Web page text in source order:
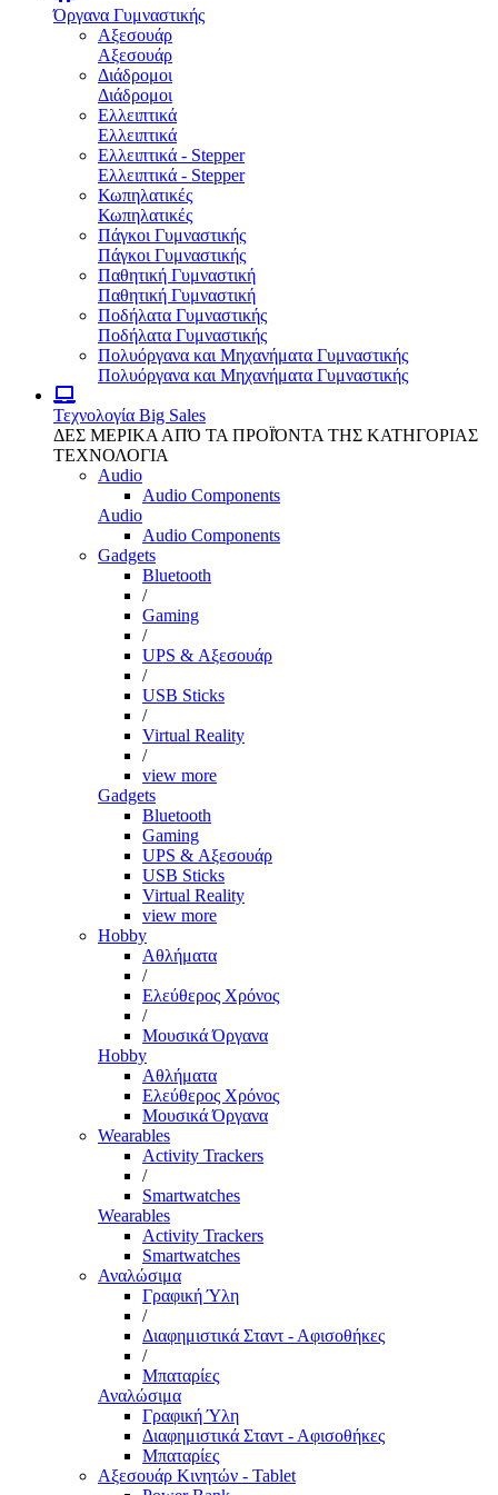
Όργανα Γυμναστικής
Αξεσουάρ
Αξεσουάρ
Διάδρομοι
Διάδρομοι
Ελλειπτικά
Ελλειπτικά
Ελλειπτικά - Stepper
Ελλειπτικά - Stepper
Κωπηλατικές
Κωπηλατικές
Πάγκοι Γυμναστικής
Πάγκοι Γυμναστικής
Παθητική Γυμναστική
Παθητική Γυμναστική
Ποδήλατα Γυμναστικής
Ποδήλατα Γυμναστικής
Πολυόργανα και Μηχανήματα Γυμναστικής
Πολυόργανα και Μηχανήματα Γυμναστικής
Τεχνολογία Big Sales
ΔΕΣ ΜΕΡΙΚΑ ΑΠΌ ΤΑ ΠΡΟΪΌΝΤΑ ΤΗΣ ΚΑΤΗΓΟΡΙΑΣ
ΤΕΧΝΟΛΟΓΙΑ
Audio
Audio Components
Audio
Audio Components
Gadgets
Bluetooth
/
Gaming
/
UPS & Αξεσουάρ
/
USB Sticks
/
Virtual Reality
/
view more
Gadgets
Bluetooth
Gaming
UPS & Αξεσουάρ
USB Sticks
Virtual Reality
view more
Hobby
Αθλήματα
/
Ελεύθερος Χρόνος
/
Μουσικά Όργανα
Hobby
Αθλήματα
Ελεύθερος Χρόνος
Μουσικά Όργανα
Wearables
Activity Trackers
/
Smartwatches
Wearables
Activity Trackers
Smartwatches
Αναλώσιμα
Γραφική Ύλη
/
Διαφημιστικά Σταντ - Αφισοθήκες
/
Μπαταρίες
Αναλώσιμα
Γραφική Ύλη
Διαφημιστικά Σταντ - Αφισοθήκες
Μπαταρίες
Αξεσουάρ Κινητών - Tablet